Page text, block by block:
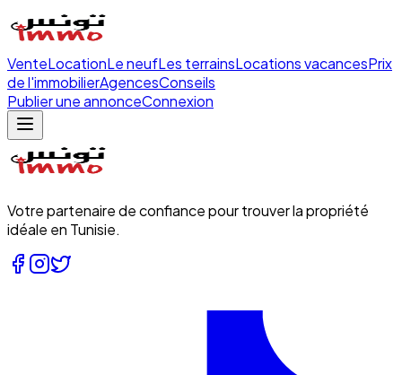
VenteLocationLe neufLes terrainsLocations vacancesPrix
de l'immobilierAgencesConseils
Publier une annonceConnexion
Votre partenaire de confiance pour trouver la propriété
idéale en Tunisie.